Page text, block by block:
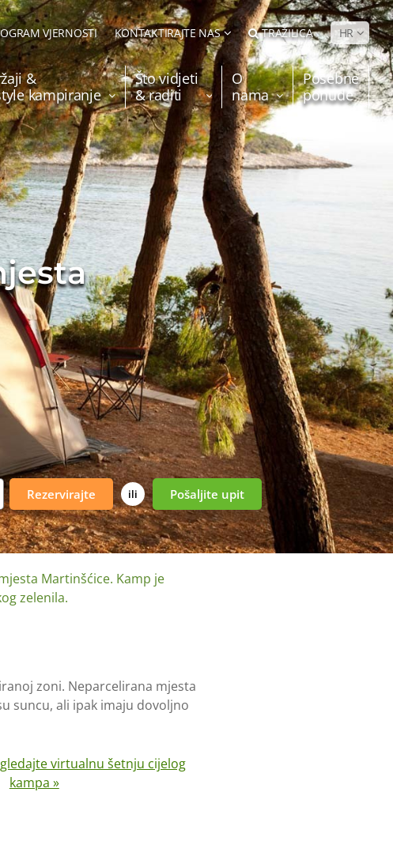
VJERNOSTI KONTAKTIRAJTE NAS TRAŽILICA HR
&
kampiranje
Što vidjeti
& raditi
O
nama
Posebne
ponude
Rezervirajte
ili Pošaljite upit
Martinšćice. Kamp je
zelenila.
zoni. Neparcelirana mjesta
suncu, ali ipak imaju dovoljno
virtualnu šetnju cijelog
kampa »